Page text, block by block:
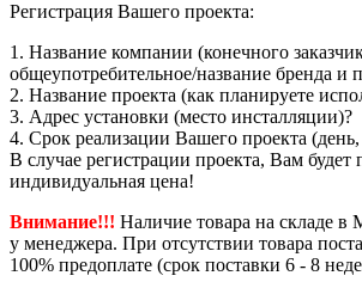
Регистрация Вашего проекта:
1. Название компании (конечного
общеупотребительное/название бренда и
2. Название проекта (как планируете
3. Адрес установки (место инсталляции)?
4. Срок реализации Вашего проекта
В случае регистрации проекта, Вам будет
индивидуальная цена!
Внимание!!! Наличие товара на складе в
у менеджера. При отсутствии товара
100% предоплате (срок поставки 6 - 8